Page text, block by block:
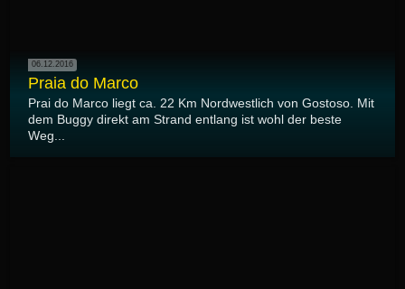
06.12.2016
Praia do Marco
Prai do Marco liegt ca. 22 Km Nordwestlich von Gostoso. Mit
dem Buggy direkt am Strand entlang ist wohl der beste
Weg...